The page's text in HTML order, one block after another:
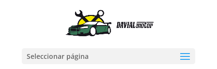
Seleccionar página